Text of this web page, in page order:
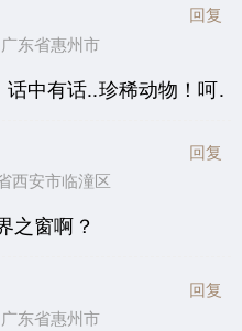
东省惠州市
回复
话中有话..珍稀动物！呵.
西安市临潼区
回复
之窗啊？
东省惠州市
回复